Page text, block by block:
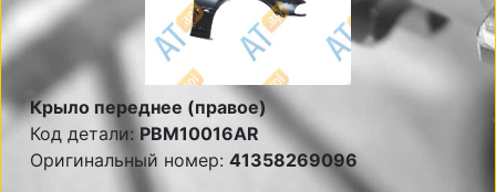
Крыло переднее (правое)
Код детали: PBM10016AR
Оригинальный номер: 41358269096